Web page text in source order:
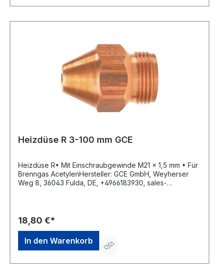
Heizdüse R 3-100 mm GCE
Heizdüse R• Mit Einschraubgewinde M21 x 1,5 mm • Für
Brenngas AcetylenHersteller: GCE GmbH, Weyherser
Weg 8, 36043 Fulda, DE, +4966183930, sales-
18,80 €*
In den Warenkorb